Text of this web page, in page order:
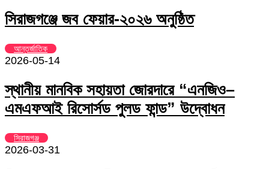
সিরাজগঞ্জে জব ফেয়ার-২০২৬ অনুষ্ঠিত
আন্তর্জাতিক
2026-05-14
স্থানীয় মানবিক সহায়তা জোরদারে “এনজিও–
এমএফআই রিসোর্সড পুলড ফান্ড” উদ্বোধন
সিরাজগঞ্জ
2026-03-31